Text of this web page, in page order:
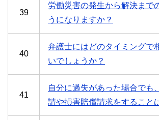
39
労働災害の発生から解決まで
うになりますか？
40
弁護士にはどのタイミングで
いでしょうか？
41
自分に過失があった場合でも
請や損害賠償請求をすること